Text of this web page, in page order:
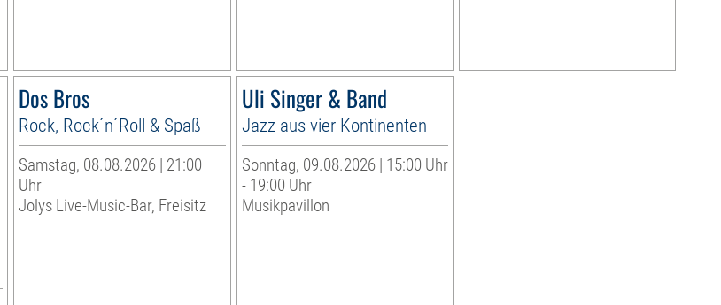
Dos Bros
Rock, Rock´n´Roll & Spaß
Samstag, 08.08.2026 | 21:00
Uhr
Jolys Live-Music-Bar, Freisitz
Uli Singer & Band
Jazz aus vier Kontinenten
Sonntag, 09.08.2026 | 15:00 Uhr
- 19:00 Uhr
Musikpavillon